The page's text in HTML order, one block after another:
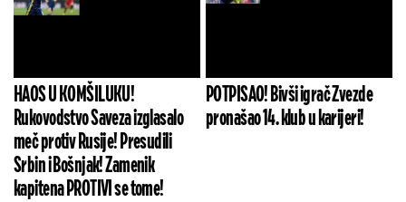
HAOS U KOMŠILUKU!
Rukovodstvo Saveza izglasalo
meč protiv Rusije! Presudili
Srbin i Bošnjak! Zamenik
kapitena PROTIVI se tome!
POTPISAO! Bivši igrač Zvezde
pronašao 14. klub u karijeri!